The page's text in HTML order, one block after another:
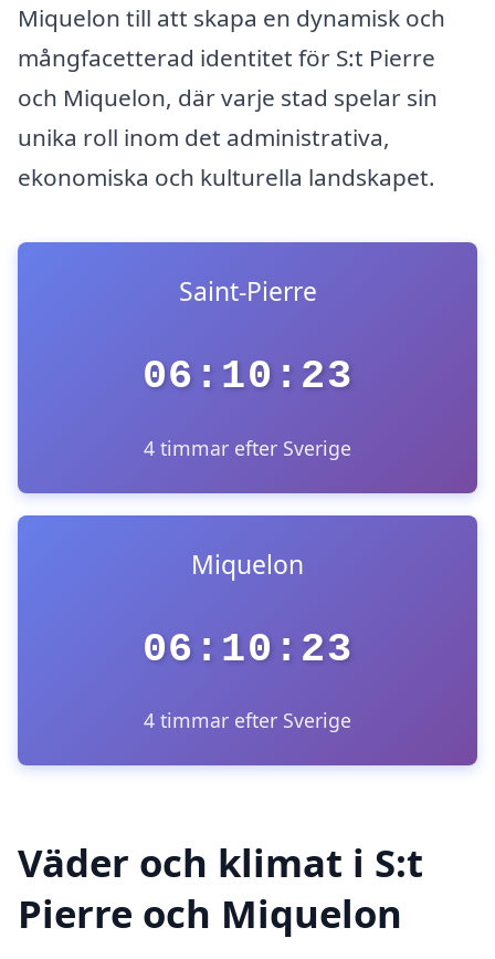
Miquelon till att skapa en dynamisk och
mångfacetterad identitet för S:t Pierre
och Miquelon, där varje stad spelar sin
unika roll inom det administrativa,
ekonomiska och kulturella landskapet.
Saint-Pierre
06:10:23
4 timmar efter Sverige
Miquelon
06:10:23
4 timmar efter Sverige
Väder och klimat i S:t
Pierre och Miquelon